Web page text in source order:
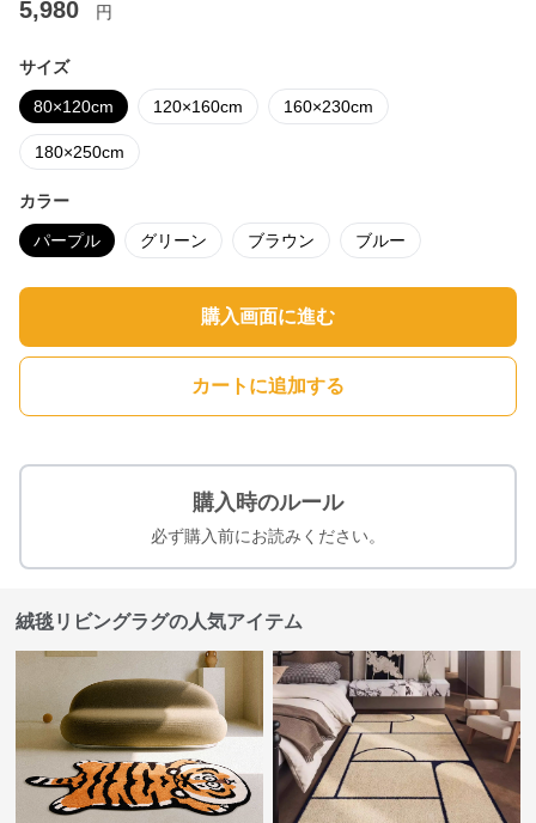
5,980 円
サイズ
80×120cm 120×160cm 160×230cm
180×250cm
カラー
パープル グリーン ブラウン ブルー
購入画面に進む
カートに追加する
購入時のルール
必ず購入前にお読みください。
絨毯リビングラグの人気アイテム